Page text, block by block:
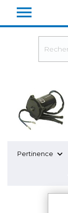

Pertinence 